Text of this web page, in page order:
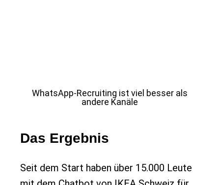
WhatsApp-Recruiting ist viel besser als
andere Kanäle
Das Ergebnis
Seit dem Start haben über 15.000 Leute